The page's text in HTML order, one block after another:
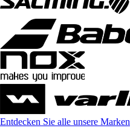
Entdecken Sie alle unsere Marken